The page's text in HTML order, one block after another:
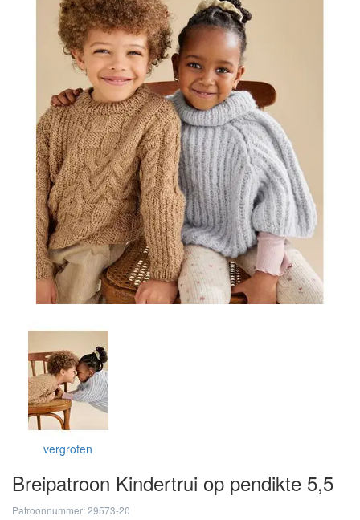
vergroten
Breipatroon Kindertrui op pendikte 5,5
Patroonnummer: 29573-20